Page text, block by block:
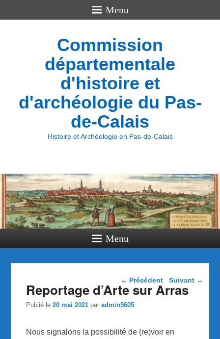
Menu
Commission
départementale
d'histoire et
d'archéologie du Pas-
de-Calais
Histoire et Archéologie en Pas-de-Calais
Menu
Navigation dans les
articles
← Précédent Suivant →
Reportage d’Arte sur Arras
Publié le20 mai 2021 paradmin5605
Nous signalons la possibilité de (re)voir en